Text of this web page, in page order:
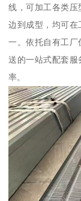
线，可加工各类
边到成型，均可
一。依托自有工
送的一站式配套服
率。